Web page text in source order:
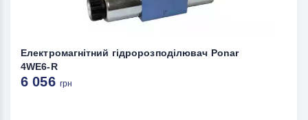
Електромагнітний гідророзподілювач Ponar
4WE6-R
6 056 грн